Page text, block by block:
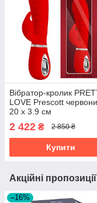
Вібратор-кролик
LOVE Prescott
20 х 3.9 см
2 422 ₴ 2 850 ₴
Купити
Акційні
–16%